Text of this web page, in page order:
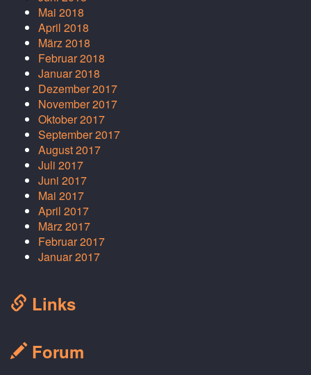
Mai 2018
April 2018
März 2018
Februar 2018
Januar 2018
Dezember 2017
November 2017
Oktober 2017
September 2017
August 2017
Juli 2017
Juni 2017
Mai 2017
April 2017
März 2017
Februar 2017
Januar 2017
Links
Forum